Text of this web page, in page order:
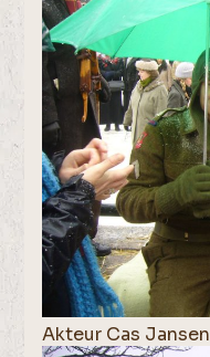
Akteur Cas Jansen